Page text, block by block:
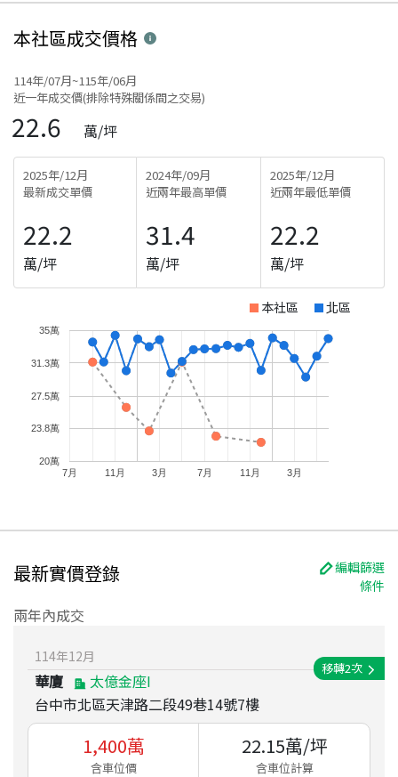
本社區成交價格
114年/07月~115年/06月
近一年成交價(排除特殊關係間之交易)
22.6 萬/坪
2025年/12月
最新成交單價
22.2
萬/坪
2024年/09月
近兩年最高單價
31.4
萬/坪
2025年/12月
近兩年最低單價
22.2
萬/坪
本社區 北區
7月 11月 3月 7月 11月 3月
20萬
23.8萬
27.5萬
31.3萬
35萬
最新實價登錄
編輯篩選
條件
兩年內成交
114年12月
華廈
太億金座I
台中市北區天津路二段49巷14號7樓
移轉2次
1,400萬
含車位價
22.15萬/坪
含車位計算